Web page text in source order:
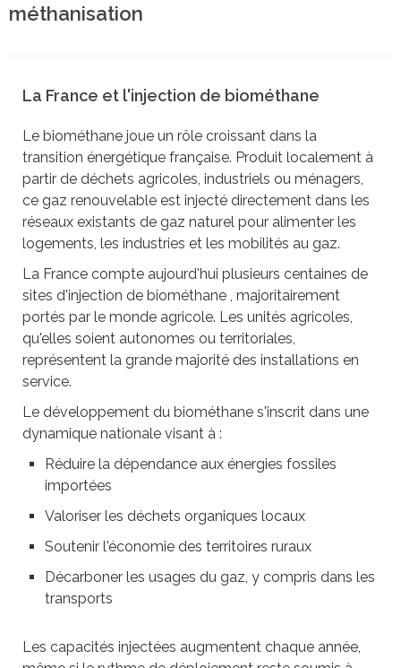
méthanisation
La France et l'injection de biométhane
Le biométhane joue un rôle croissant dans la
transition énergétique française. Produit localement à
partir de déchets agricoles, industriels ou ménagers,
ce gaz renouvelable est injecté directement dans les
réseaux existants de gaz naturel pour alimenter les
logements, les industries et les mobilités au gaz.
La France compte aujourd'hui plusieurs centaines de
sites d'injection de biométhane , majoritairement
portés par le monde agricole. Les unités agricoles,
qu'elles soient autonomes ou territoriales,
représentent la grande majorité des installations en
service.
Le développement du biométhane s'inscrit dans une
dynamique nationale visant à :
Réduire la dépendance aux énergies fossiles
importées
Valoriser les déchets organiques locaux
Soutenir l'économie des territoires ruraux
Décarboner les usages du gaz, y compris dans les
transports
Les capacités injectées augmentent chaque année,